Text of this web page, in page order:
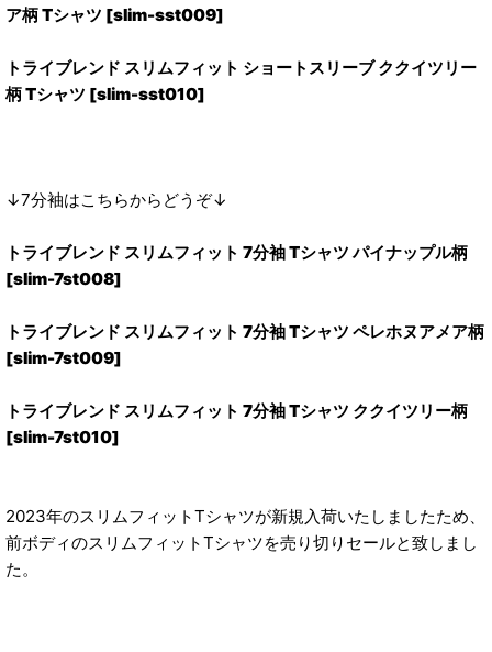
ア柄 Tシャツ [slim-sst009]
トライブレンド スリムフィット ショートスリーブ ククイツリー
柄 Tシャツ [slim-sst010]
↓7分袖はこちらからどうぞ↓
トライブレンド スリムフィット 7分袖 Tシャツ パイナップル柄
[slim-7st008]
トライブレンド スリムフィット 7分袖 Tシャツ ペレホヌアメア柄
[slim-7st009]
トライブレンド スリムフィット 7分袖 Tシャツ ククイツリー柄
[slim-7st010]
2023年のスリムフィットTシャツが新規入荷いたしましたため、
前ボディのスリムフィットTシャツを売り切りセールと致しまし
た。